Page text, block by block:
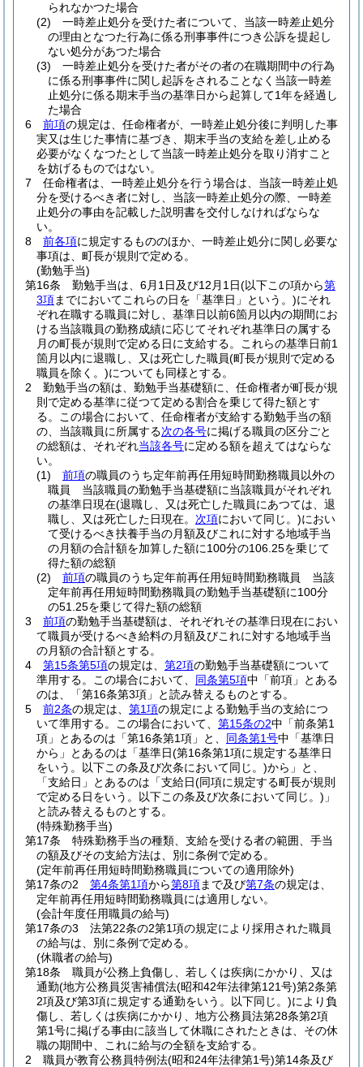
られなかつた場合
(2)
一時差止処分を受けた者について、当該一時差止処分
の理由となつた行為に係る刑事事件につき公訴を提起し
ない処分があつた場合
(3)
一時差止処分を受けた者がその者の在職期間中の行為
に係る刑事事件に関し起訴をされることなく当該一時差
止処分に係る期末手当の基準日から起算して1年を経過し
た場合
6
前項の規定は、任命権者が、一時差止処分後に判明した事
実又は生じた事情に基づき、期末手当の支給を差し止める
必要がなくなつたとして当該一時差止処分を取り消すこと
を妨げるものではない。
7
任命権者は、一時差止処分を行う場合は、当該一時差止処
分を受けるべき者に対し、当該一時差止処分の際、一時差
止処分の事由を記載した説明書を交付しなければならな
い。
8
前各項に規定するもののほか、一時差止処分に関し必要な
事項は、町長が規則で定める。
(勤勉手当)
第16条
勤勉手当は、6月1日及び12月1日(以下この項から第
3項までにおいてこれらの日を「基準日」という。)にそれ
ぞれ在職する職員に対し、基準日以前6箇月以内の期間にお
ける当該職員の勤務成績に応じてそれぞれ基準日の属する
月の町長が規則で定める日に支給する。
これらの基準日前1
箇月以内に退職し、又は死亡した職員(町長が規則で定める
職員を除く。)についても同様とする。
2
勤勉手当の額は、勤勉手当基礎額に、任命権者が町長が規
則で定める基準に従つて定める割合を乗じて得た額とす
る。
この場合において、任命権者が支給する勤勉手当の額
の、当該職員に所属する次の各号に掲げる職員の区分ごと
の総額は、それぞれ当該各号に定める額を超えてはならな
い。
(1)
前項の職員のうち定年前再任用短時間勤務職員以外の
職員 当該職員の勤勉手当基礎額に当該職員がそれぞれ
の基準日現在(退職し、又は死亡した職員にあつては、退
職し、又は死亡した日現在。 次項において同じ。)におい
て受けるべき扶養手当の月額及びこれに対する地域手当
の月額の合計額を加算した額に100分の106.25を乗じて
得た額の総額
(2)
前項の職員のうち定年前再任用短時間勤務職員 当該
定年前再任用短時間勤務職員の勤勉手当基礎額に100分
の51.25を乗じて得た額の総額
3
前項の勤勉手当基礎額は、それぞれその基準日現在におい
て職員が受けるべき給料の月額及びこれに対する地域手当
の月額の合計額とする。
4
第15条第5項の規定は、 第2項の勤勉手当基礎額について
準用する。
この場合において、 同条第5項中「前項」とある
のは、「第16条第3項」と読み替えるものとする。
5
前2条の規定は、 第1項の規定による勤勉手当の支給につ
いて準用する。
この場合において、 第15条の2中「前条第1
項」とあるのは「第16条第1項」と、 同条第1号中「基準日
から」とあるのは「基準日(第16条第1項に規定する基準日
をいう。以下この条及び次条において同じ。)から」と、
「支給日」とあるのは「支給日(同項に規定する町長が規則
で定める日をいう。以下この条及び次条において同じ。) 」
と読み替えるものとする。
(特殊勤務手当)
第17条
特殊勤務手当の種類、支給を受ける者の範囲、手当
の額及びその支給方法は、別に条例で定める。
(定年前再任用短時間勤務職員についての適用除外)
第17条の2
第4条第1項から第8項まで及び第7条の規定は、
定年前再任用短時間勤務職員には適用しない。
(会計年度任用職員の給与)
第17条の3
法第22条の2第1項の規定により採用された職員
の給与は、別に条例で定める。
(休職者の給与)
第18条
職員が公務上負傷し、若しくは疾病にかかり、又は
通勤(地方公務員災害補償法(昭和42年法律第121号)第2条第
2項及び第3項に規定する通勤をいう。以下同じ。)により負
傷し、若しくは疾病にかかり、地方公務員法第28条第2項
第1号に掲げる事由に該当して休職にされたときは、その休
職の期間中、これに給与の全額を支給する。
2
職員が教育公務員特例法(昭和24年法律第1号)第14条及び